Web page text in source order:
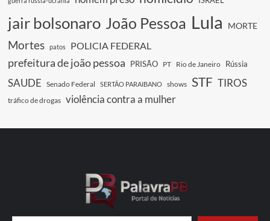
jair bolsonaro João Pessoa Lula MORTE
Mortes patos POLICIA FEDERAL
prefeitura de joão pessoa PRISÃO PT Rio de Janeiro Rússia
SAUDE Senado Federal SERTÃO PARAIBANO shows STF TIROS
tráfico de drogas violência contra a mulher
Digite seu e-mail…